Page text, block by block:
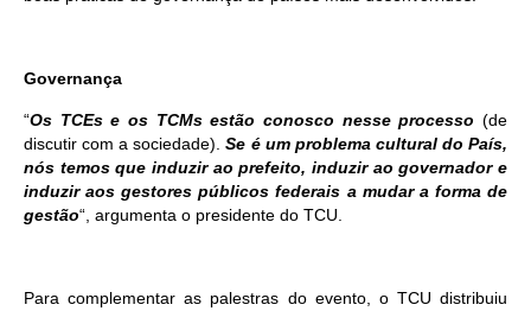
Governança
“Os TCEs e os TCMs estão conosco nesse processo (de
discutir com a sociedade).Se é um problema cultural do País,
nós temos que induzir ao prefeito, induzir ao governador e
induzir aos gestores públicos federais a mudar a forma de
gestão“, argumenta o presidente do TCU.
Para complementar as palestras do evento, o TCU distribuiu